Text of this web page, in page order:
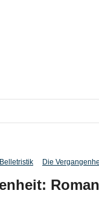
Belletristik Die
Roman